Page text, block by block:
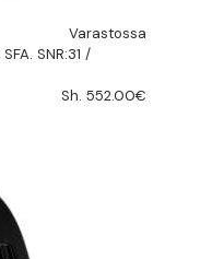
Varastossa
SNR:31 /
Sh. 552.00€